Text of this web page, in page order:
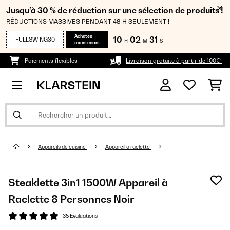
Jusqu’à 30 % de réduction sur une sélection de produits !
RÉDUCTIONS MASSIVES PENDANT 48 H SEULEMENT !
FULLSWING30
Achetez
maintenant
10 H 02 M 31 S
Paiements flexibles Livraison gratuite à partir de 100€*
Appareils de cuisine Appareil à raclette
Steaklette 3in1 1500W Appareil à
Raclette 8 Personnes​ Noir
35 Evaluations